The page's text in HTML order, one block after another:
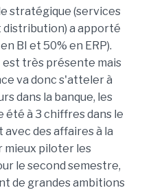
stratégique (services
distribution) a apporté
BI et 50% en ERP).
est très présente mais
va donc s'atteler à
dans la banque, les
à 3 chiffres dans le
des affaires à la
mieux piloter les
le second semestre,
de grandes ambitions